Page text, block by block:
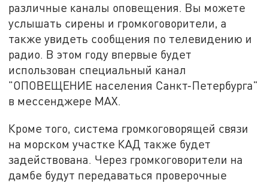
различные каналы оповещения. Вы можете
услышать сирены и громкоговорители, а
также увидеть сообщения по телевидению и
радио. В этом году впервые будет
использован специальный канал
"ОПОВЕЩЕНИЕ населения Санкт-Петербурга"
в мессенджере MAX.
Кроме того, система громкоговорящей связи
на морском участке КАД также будет
задействована. Через громкоговорители на
дамбе будут передаваться проверочные